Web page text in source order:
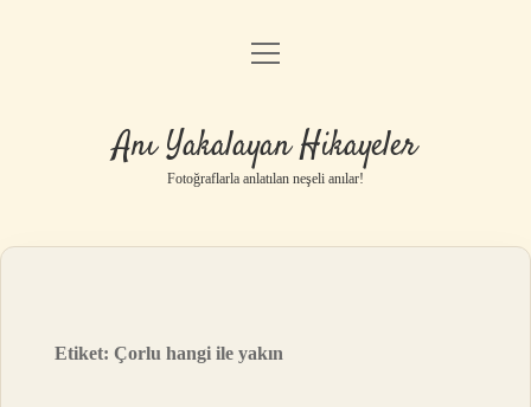
Anasayfa
Yasal Uyarı
menüyü
Anı Yakalayan Hikayeler
Fotoğraflarla anlatılan neşeli anılar!
Etiket:Çorlu hangi ile yakın